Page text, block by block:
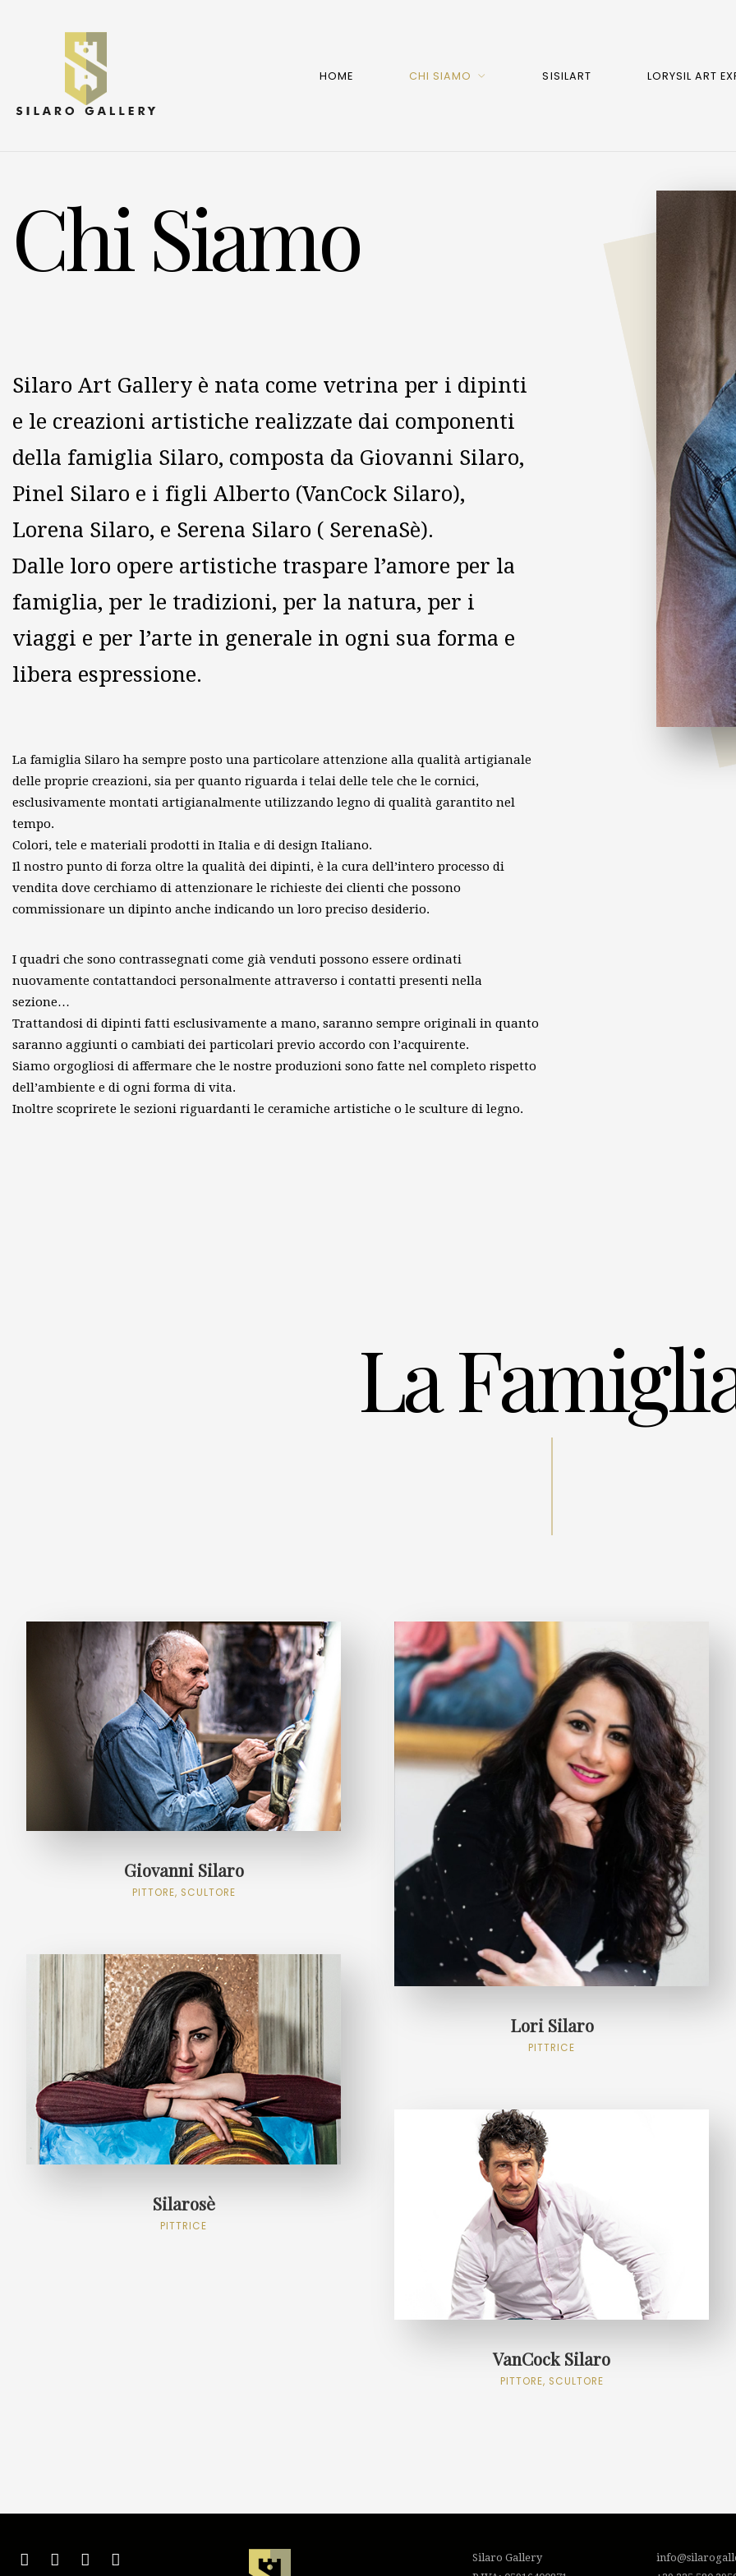
HOME CHI SIAMO SISILART LORYSIL ART
Chi Siamo
Silaro Art Gallery è nata come vetrina per i dipinti
e le creazioni artistiche realizzate dai componenti
della famiglia Silaro, composta da Giovanni Silaro,
Pinel Silaro e i figli Alberto (VanCock Silaro),
Lorena Silaro, e Serena Silaro ( SerenaSè).
Dalle loro opere artistiche traspare l’amore per la
famiglia, per le tradizioni, per la natura, per i
viaggi e per l’arte in generale in ogni sua forma e
libera espressione.
La famiglia Silaro ha sempre posto una particolare attenzione alla qualità artigianale
delle proprie creazioni, sia per quanto riguarda i telai delle tele che le cornici,
esclusivamente montati artigianalmente utilizzando legno di qualità garantito nel
tempo.
Colori, tele e materiali prodotti in Italia e di design Italiano.
Il nostro punto di forza oltre la qualità dei dipinti, è la cura dell’intero processo di
vendita dove cerchiamo di attenzionare le richieste dei clienti che possono
commissionare un dipinto anche indicando un loro preciso desiderio.
I quadri che sono contrassegnati come già venduti possono essere ordinati
nuovamente contattandoci personalmente attraverso i contatti presenti nella
sezione…
Trattandosi di dipinti fatti esclusivamente a mano, saranno sempre originali in quanto
saranno aggiunti o cambiati dei particolari previo accordo con l’acquirente.
Siamo orgogliosi di affermare che le nostre produzioni sono fatte nel completo rispetto
dell’ambiente e di ogni forma di vita.
Inoltre scoprirete le sezioni riguardanti le ceramiche artistiche o le sculture di legno.
La
Giovanni Silaro
PITTORE, SCULTORE
Silarosè
PITTRICE
Lori Silaro
PITTRICE
VanCock Silaro
PITTORE, SCULTORE
Silaro Gallery